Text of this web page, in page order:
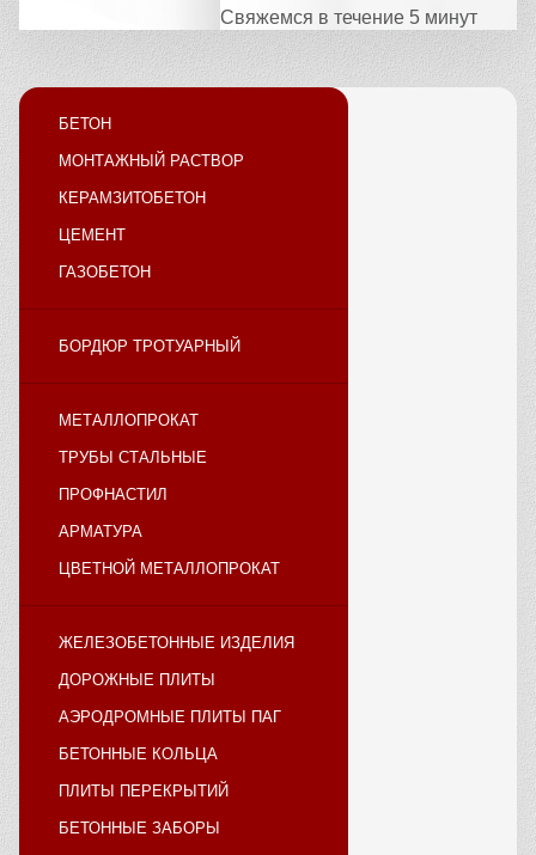
Свяжемся в течение 5 минут
БЕТОН
МОНТАЖНЫЙ РАСТВОР
КЕРАМЗИТОБЕТОН
ЦЕМЕНТ
ГАЗОБЕТОН
БОРДЮР ТРОТУАРНЫЙ
МЕТАЛЛОПРОКАТ
ТРУБЫ СТАЛЬНЫЕ
ПРОФНАСТИЛ
АРМАТУРА
ЦВЕТНОЙ МЕТАЛЛОПРОКАТ
ЖЕЛЕЗОБЕТОННЫЕ ИЗДЕЛИЯ
ДОРОЖНЫЕ ПЛИТЫ
АЭРОДРОМНЫЕ ПЛИТЫ ПАГ
БЕТОННЫЕ КОЛЬЦА
ПЛИТЫ ПЕРЕКРЫТИЙ
БЕТОННЫЕ ЗАБОРЫ